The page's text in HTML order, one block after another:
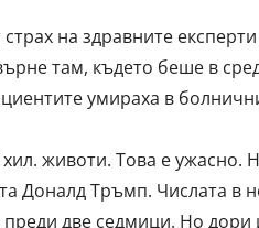
на здравните
там, където беше в
умираха в
животи. Това е ужасно.
Доналд Тръмп. Числата в
две седмици. Но дори